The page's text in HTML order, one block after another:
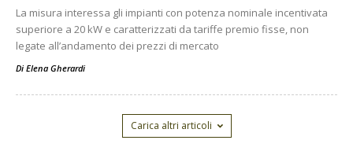
La misura interessa gli impianti con potenza nominale incentivata
superiore a 20 kW e caratterizzati da tariffe premio fisse, non
legate all’andamento dei prezzi di mercato
Di Elena Gherardi
Carica altri articoli